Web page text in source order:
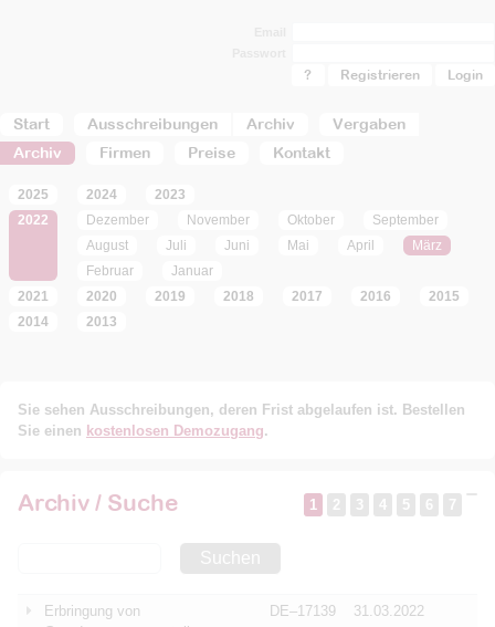
Start Ausschreibungen Archiv
Vergaben
Archiv
Firmen Preise Kontakt
? Registrieren
2025 2024
2023
2022
Dezember November Oktober
September
August
Juli Juni Mai April
März
Februar
Januar
2021
2020 2019 2018 2017 2016
2015
2014
2013
Sie sehen Ausschreibungen, deren Frist abgelaufen ist. Bestellen
Sie einen kostenlosen Demozugang.
Archiv / Suche 1 2 3 4 5 6 7
Suchen
Erbringung von
DE–17139 31.03.2022